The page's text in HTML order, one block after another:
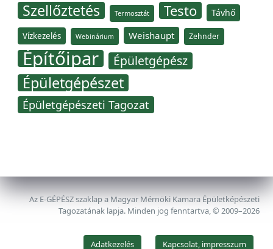
Szellőztetés Termosztát Testo Távhő
Vízkezelés Webinárium Weishaupt Zehnder
Építőipar Épületgépész
Épületgépészet
Épületgépészeti Tagozat
Az E-GÉPÉSZ szaklap a Magyar Mérnöki Kamara Épületképészeti
Tagozatának lapja. Minden jog fenntartva, © 2009–2026
Adatkezelés Kapcsolat, impresszum